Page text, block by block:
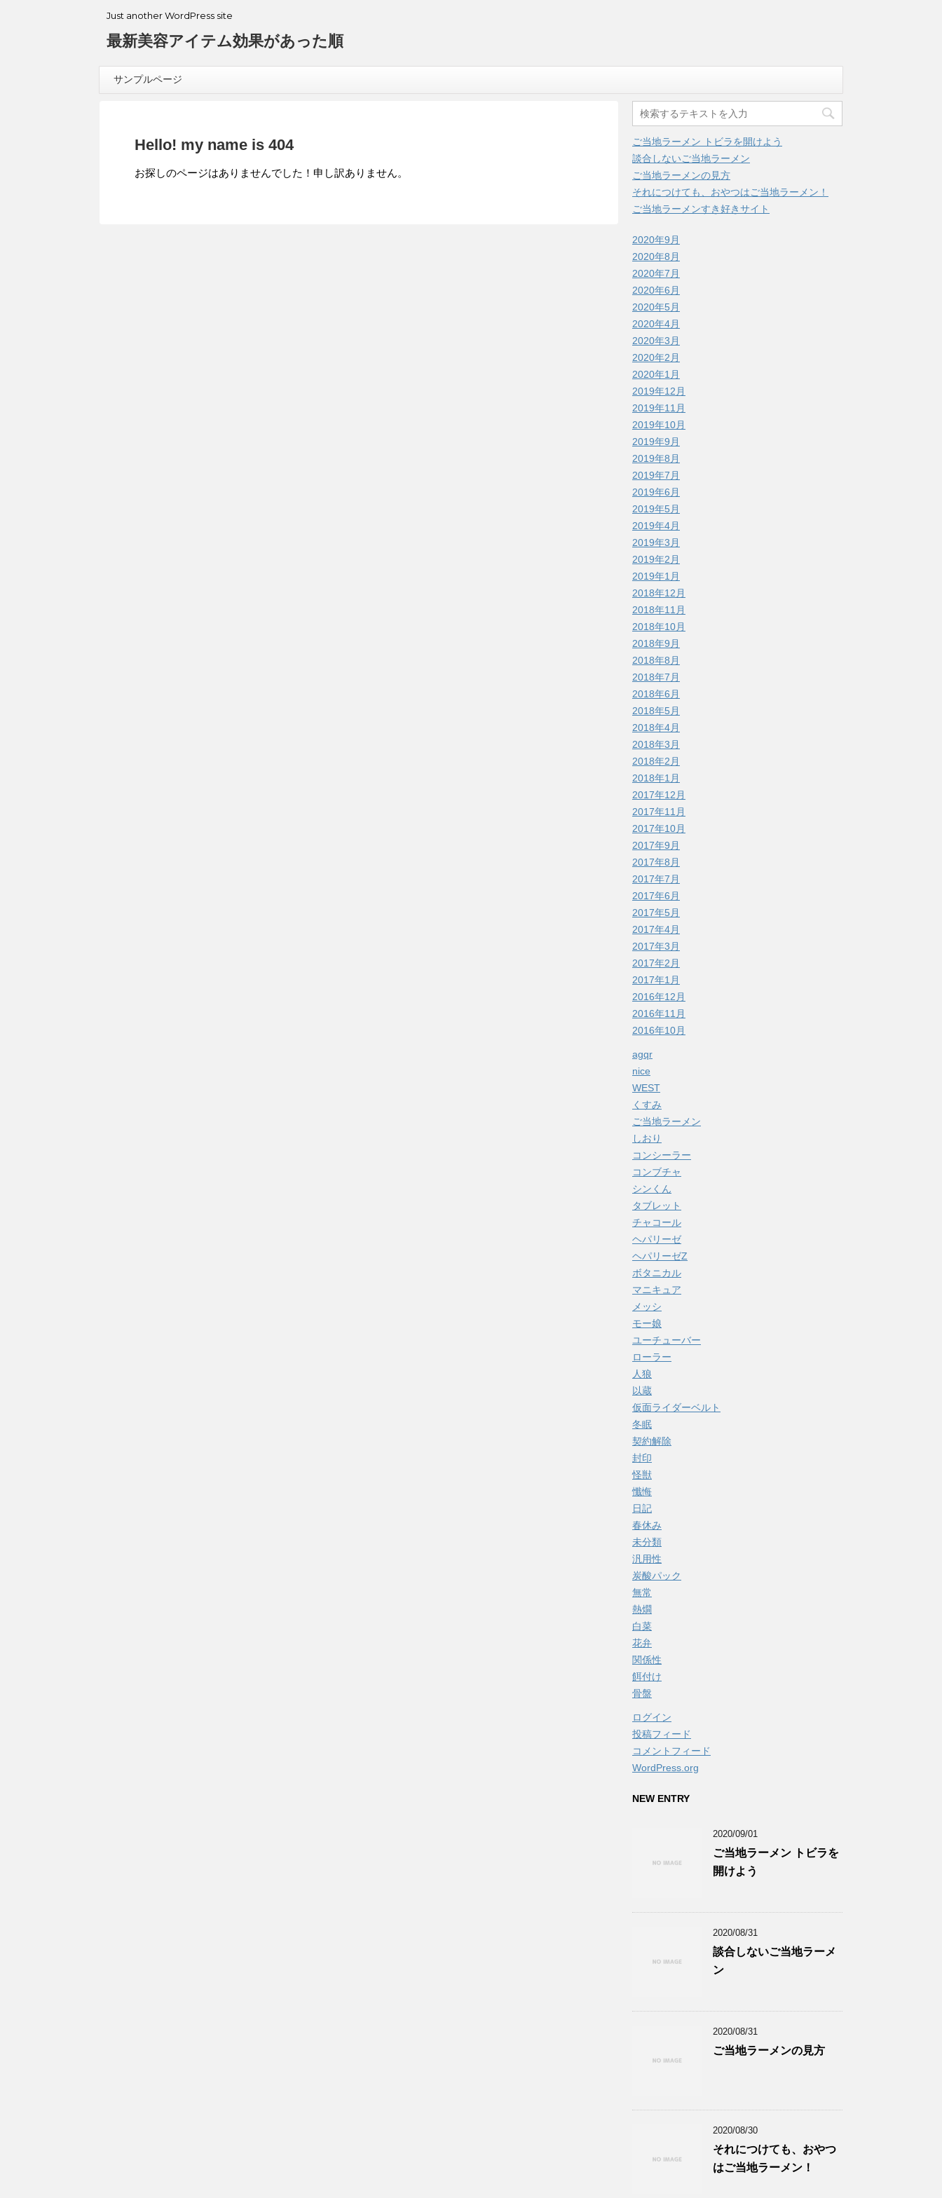
Just another WordPress site
最新美容アイテム効果があった順
サンプルページ
Hello! my name is 404
お探しのページはありませんでした！申し訳ありません。
ご当地ラーメン トビラを開けよう
談合しないご当地ラーメン
ご当地ラーメンの見方
それにつけても、おやつはご当地ラーメン！
ご当地ラーメンすき好きサイト
2020年9月
2020年8月
2020年7月
2020年6月
2020年5月
2020年4月
2020年3月
2020年2月
2020年1月
2019年12月
2019年11月
2019年10月
2019年9月
2019年8月
2019年7月
2019年6月
2019年5月
2019年4月
2019年3月
2019年2月
2019年1月
2018年12月
2018年11月
2018年10月
2018年9月
2018年8月
2018年7月
2018年6月
2018年5月
2018年4月
2018年3月
2018年2月
2018年1月
2017年12月
2017年11月
2017年10月
2017年9月
2017年8月
2017年7月
2017年6月
2017年5月
2017年4月
2017年3月
2017年2月
2017年1月
2016年12月
2016年11月
2016年10月
agqr
nice
WEST
くすみ
ご当地ラーメン
しおり
コンシーラー
コンブチャ
シンくん
タブレット
チャコール
ヘパリーゼ
ヘパリーゼZ
ボタニカル
マニキュア
メッシ
モー娘
ユーチューバー
ローラー
人狼
以蔵
仮面ライダーベルト
冬眠
契約解除
封印
怪獣
懺悔
日記
春休み
未分類
汎用性
炭酸パック
無常
熱燗
白菜
花弁
関係性
餌付け
骨盤
ログイン
投稿フィード
コメントフィード
WordPress.org
NEW ENTRY
2020/09/01
ご当地ラーメン トビラを
開けよう
2020/08/31
談合しないご当地ラーメ
ン
2020/08/31
ご当地ラーメンの見方
2020/08/30
それにつけても、おやつ
はご当地ラーメン！